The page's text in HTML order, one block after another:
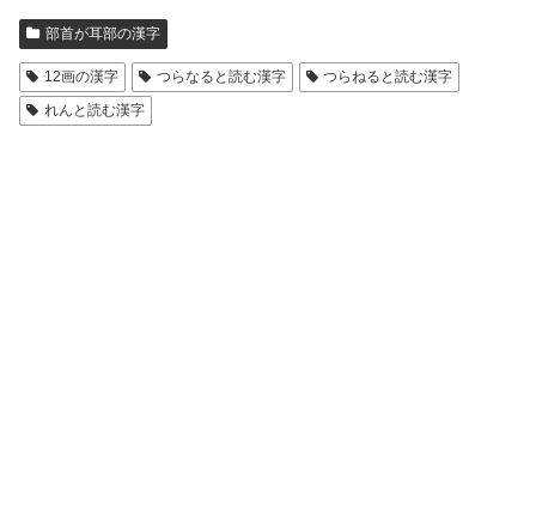
部首が耳部の漢字
12画の漢字 つらなると読む漢字
つらねると読む漢字
れんと読む漢字